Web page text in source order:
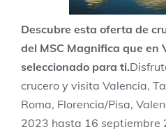
Descubre esta oferta de
del MSC Magnifica que en
seleccionado para ti.
crucero y visita Valencia,
Roma, Florencia/Pisa,
2023 hasta 16 septiembre